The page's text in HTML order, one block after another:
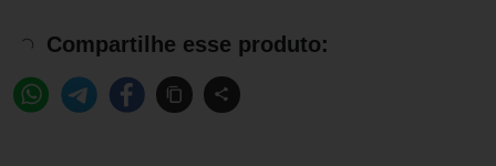
Compartilhe esse produto: